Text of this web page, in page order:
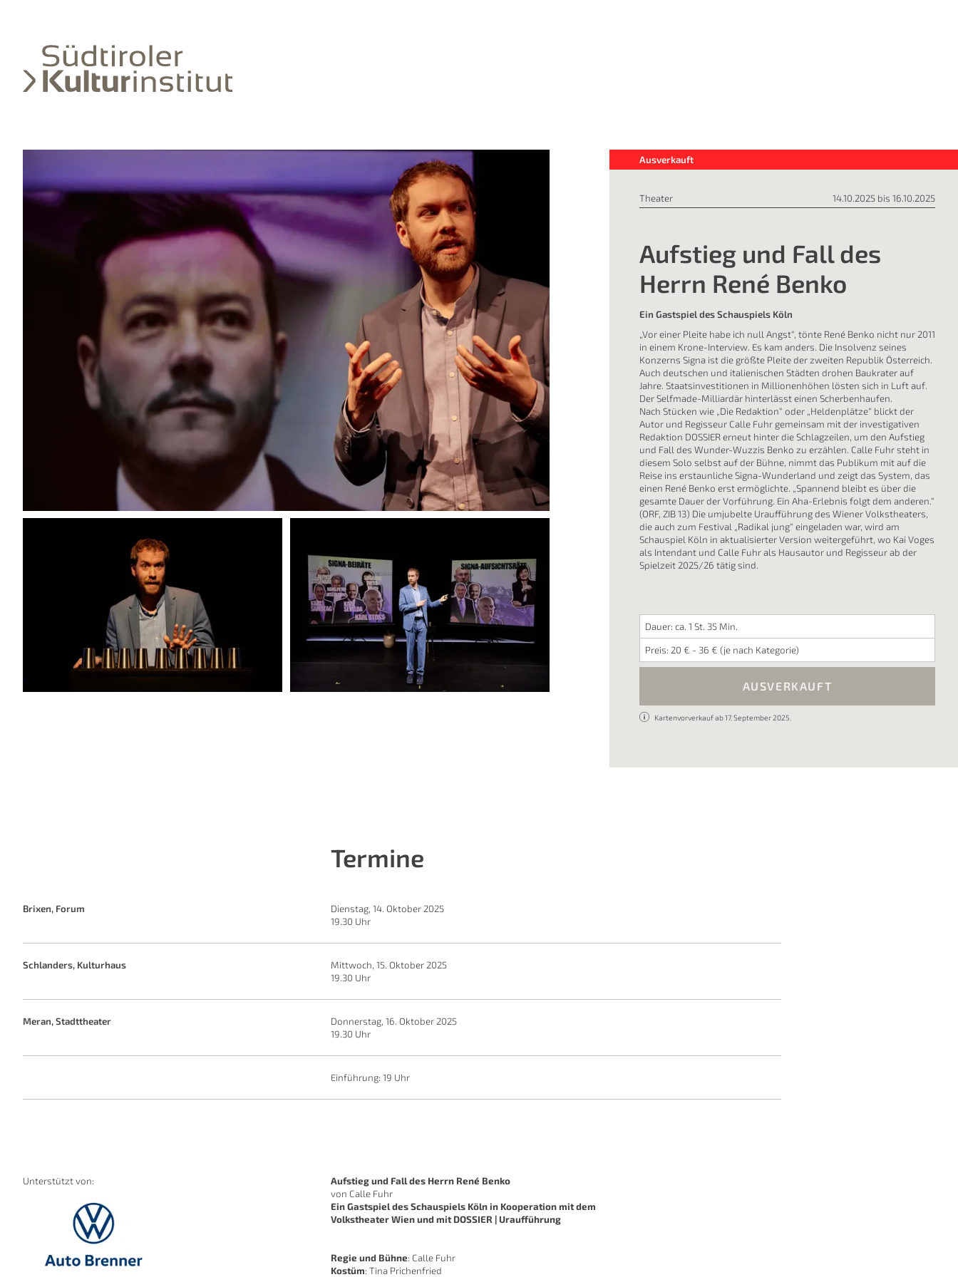
Ausverkauft
Theater 14.10.2025 bis 16.10.2025
Aufstieg und Fall des
Herrn René Benko
Ein Gastspiel des Schauspiels Köln
„Vor einer Pleite habe ich null Angst“, tönte René Benko nicht nur 2011
in einem Krone-Interview. Es kam anders. Die Insolvenz seines
Konzerns Signa ist die größte Pleite der zweiten Republik Österreich.
Auch deutschen und italienischen Städten drohen Baukrater auf
Jahre. Staatsinvestitionen in Millionenhöhen lösten sich in Luft auf.
Der Selfmade-Milliardär hinterlässt einen Scherbenhaufen.
Nach Stücken wie „Die Redaktion“ oder „Heldenplätze“ blickt der
Autor und Regisseur Calle Fuhr gemeinsam mit der investigativen
Redaktion DOSSIER erneut hinter die Schlagzeilen, um den Aufstieg
und Fall des Wunder-Wuzzis Benko zu erzählen. Calle Fuhr steht in
diesem Solo selbst auf der Bühne, nimmt das Publikum mit auf die
Reise ins erstaunliche Signa-Wunderland und zeigt das System, das
einen René Benko erst ermöglichte. „Spannend bleibt es über die
gesamte Dauer der Vorführung. Ein Aha-Erlebnis folgt dem anderen.“
(ORF, ZIB 13) Die umjubelte Uraufführung des Wiener Volkstheaters,
die auch zum Festival „Radikal jung“ eingeladen war, wird am
Schauspiel Köln in aktualisierter Version weitergeführt, wo Kai Voges
als Intendant und Calle Fuhr als Hausautor und Regisseur ab der
Spielzeit 2025/26 tätig sind.
Dauer: ca. 1 St. 35 Min.
Preis: 20 € - 36 € (je nach Kategorie)
AUSVERKAUFT
Kartenvorverkauf ab 17. September 2025.
Termine
Brixen, Forum
Dienstag, 14. Oktober 2025
19.30 Uhr
Schlanders, Kulturhaus
Mittwoch, 15. Oktober 2025
19.30 Uhr
Meran, Stadttheater
Donnerstag, 16. Oktober 2025
19.30 Uhr
Einführung: 19 Uhr
Unterstützt von:
Aufstieg und Fall des Herrn René Benko
von Calle Fuhr
Ein Gastspiel des Schauspiels Köln in Kooperation mit dem
Volkstheater Wien und mit DOSSIER | Uraufführung
Regie und Bühne: Calle Fuhr
Kostüm: Tina Prichenfried